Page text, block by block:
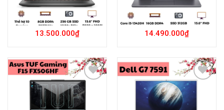
13.500.000₫ 14.490.000₫
Add to
Wishlist
Add to
Wishlist